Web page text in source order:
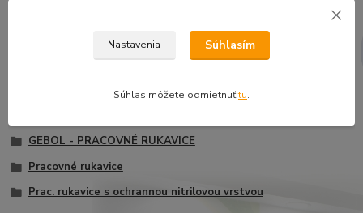
naďalej chránené. Používa predovšetkým v činnosti zahŕňajúce
GEBOL - PRACOVNÉ RUKAVICE
Pracovné rukavice
Prac. rukavice s ochrannou nitrilovou vrstvou
Nastavenia Súhlasím
Súhlas môžete odmietnuťtu.